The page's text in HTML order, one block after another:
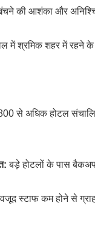
की आशंका और
में श्रमिक शहर में रहने
से अधिक होटल
बड़े होटलों के पास
स्टाफ कम होने से